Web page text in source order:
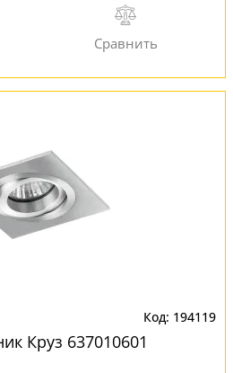
194119
Круз 637010601